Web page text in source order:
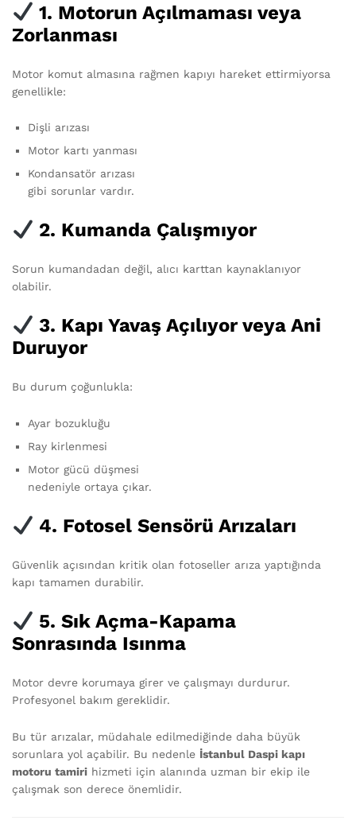
1. Motorun Açılmaması veya
Zorlanması
Motor komut almasına rağmen kapıyı hareket ettirmiyorsa
genellikle:
Dişli arızası
Motor kartı yanması
Kondansatör arızası
gibi sorunlar vardır.
2. Kumanda Çalışmıyor
Sorun kumandadan değil, alıcı karttan kaynaklanıyor
olabilir.
3. Kapı Yavaş Açılıyor veya Ani
Duruyor
Bu durum çoğunlukla:
Ayar bozukluğu
Ray kirlenmesi
Motor gücü düşmesi
nedeniyle ortaya çıkar.
4. Fotosel Sensörü Arızaları
Güvenlik açısından kritik olan fotoseller arıza yaptığında
kapı tamamen durabilir.
5. Sık Açma-Kapama
Sonrasında Isınma
Motor devre korumaya girer ve çalışmayı durdurur.
Profesyonel bakım gereklidir.
Bu tür arızalar, müdahale edilmediğinde daha büyük
sorunlara yol açabilir. Bu nedenle İstanbul Daspi kapı
motoru tamiri hizmeti için alanında uzman bir ekip ile
çalışmak son derece önemlidir.